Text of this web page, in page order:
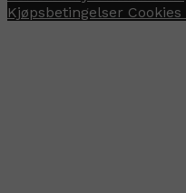
Kjøpsbetingelser Cookies